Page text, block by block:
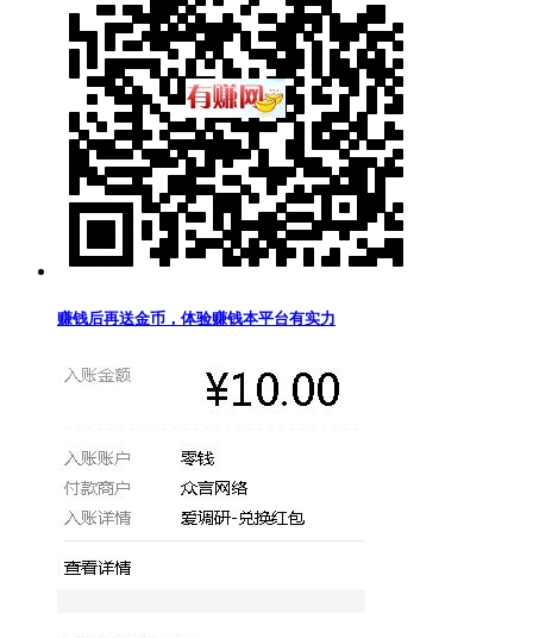
赚钱后再送金币，体验赚钱本平台有实力